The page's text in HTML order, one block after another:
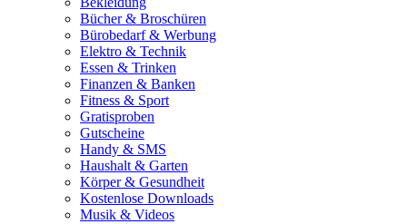
Bücher & Broschüren
Bürobedarf & Werbung
Elektro & Technik
Essen & Trinken
Finanzen & Banken
Fitness & Sport
Gratisproben
Gutscheine
Handy & SMS
Haushalt & Garten
Körper & Gesundheit
Kostenlose Downloads
Musik & Videos